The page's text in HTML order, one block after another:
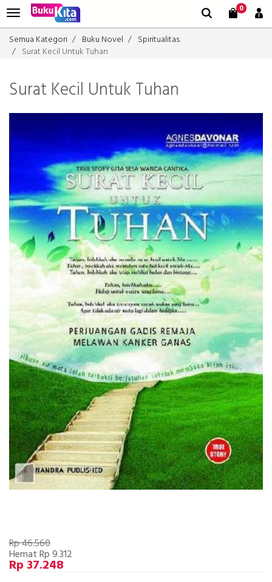
0
Semua Kategori Buku Novel
Spiritualitas
Surat Kecil Untuk Tuhan
Surat Kecil Untuk Tuhan
Rp 46.560
Hemat Rp 9.312
Rp 37.248